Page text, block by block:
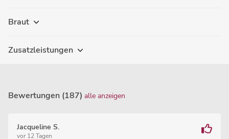
Braut
Zusatzleistungen
Bewertungen (187) alle anzeigen
Jacqueline S.
vor 12 Tagen